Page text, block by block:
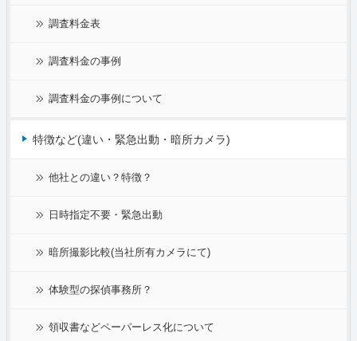
調査料金表
調査料金の事例
調査料金の事例について
特徴など(違い・緊急出動・暗所カメラ)
他社との違い？特徴？
日時指定不要・緊急出動
暗所撮影比較(当社所有カメラにて)
体験型の探偵事務所？
領収書などペーパーレス化について